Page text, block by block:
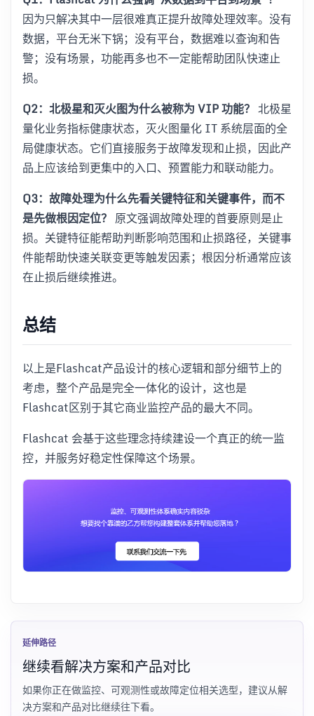
因为只解决其中一层很难真正提升故障处理效率。没有
数据，平台无米下锅；没有平台，数据难以查询和告
警；没有场景，功能再多也不一定能帮助团队快速止
损。
Q2：北极星和灭火图为什么被称为 VIP 功能？ 北极星
量化业务指标健康状态，灭火图量化 IT 系统层面的全
局健康状态。它们直接服务于故障发现和止损，因此产
品上应该给到更集中的入口、预置能力和联动能力。
Q3：故障处理为什么先看关键特征和关键事件，而不
是先做根因定位？ 原文强调故障处理的首要原则是止
损。关键特征能帮助判断影响范围和止损路径，关键事
件能帮助快速关联变更等触发因素；根因分析通常应该
在止损后继续推进。
总结
以上是Flashcat产品设计的核心逻辑和部分细节上的
考虑，整个产品是完全一体化的设计，这也是
Flashcat区别于其它商业监控产品的最大不同。
Flashcat 会基于这些理念持续建设一个真正的统一监
控，并服务好稳定性保障这个场景。
延伸路径
继续看解决方案和产品对比
如果你正在做监控、可观测性或故障定位相关选型，建议从解
决方案和产品对比继续往下看。